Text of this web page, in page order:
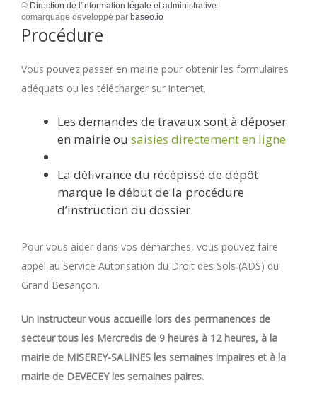
© Direction de l'information légale et administrative
comarquage developpé par baseo.io
Procédure
Vous pouvez passer en mairie pour obtenir les formulaires
adéquats ou les télécharger sur internet.
Les demandes de travaux sont à déposer
en mairie ou saisies directement en ligne
La délivrance du récépissé de dépôt
marque le début de la procédure
d’instruction du dossier.
Pour vous aider dans vos démarches, vous pouvez faire
appel au Service Autorisation du Droit des Sols (ADS) du
Grand Besançon.
Un instructeur vous accueille lors des permanences de
secteur tous les Mercredis de 9 heures à 12 heures, à la
mairie de MISEREY-SALINES les semaines impaires et à la
mairie de DEVECEY les semaines paires.